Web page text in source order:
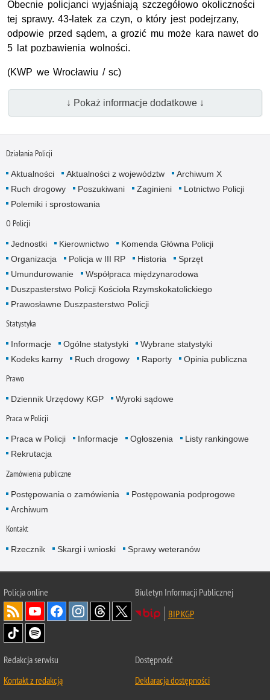
Obecnie policjanci wyjaśniają szczegółowo okoliczności
tej sprawy. 43-latek za czyn, o który jest podejrzany,
odpowie przed sądem, a grozić mu może kara nawet do
5 lat pozbawienia wolności.
(KWP we Wrocławiu / sc)
↓ Pokaż informacje dodatkowe ↓
Działania Policji
Aktualności Aktualności z województw
Archiwum X
Ruch drogowy
Poszukiwani Zaginieni
Lotnictwo Policji
Polemiki i sprostowania
O Policji
Jednostki Kierownictwo
Komenda Główna Policji
Organizacja
Policja w III RP Historia
Sprzęt
Umundurowanie
Współpraca międzynarodowa
Duszpasterstwo Policji Kościoła Rzymskokatolickiego
Prawosławne Duszpasterstwo Policji
Statystyka
Informacje Ogólne statystyki
Wybrane statystyki
Kodeks karny
Ruch drogowy Raporty Opinia publiczna
Prawo
Dziennik Urzędowy KGP Wyroki sądowe
Praca w Policji
Praca w Policji Informacje Ogłoszenia
Listy rankingowe
Rekrutacja
Zamówienia publiczne
Postępowania o zamówienia
Postępowania podprogowe
Archiwum
Kontakt
Rzecznik Skargi i wnioski Sprawy weteranów
Policjaonline
Biuletyn Informacji Publicznej
BIP KGP
Redakcja serwisu
Kontakt z redakcją
Dostępność
Deklaracja dostępności